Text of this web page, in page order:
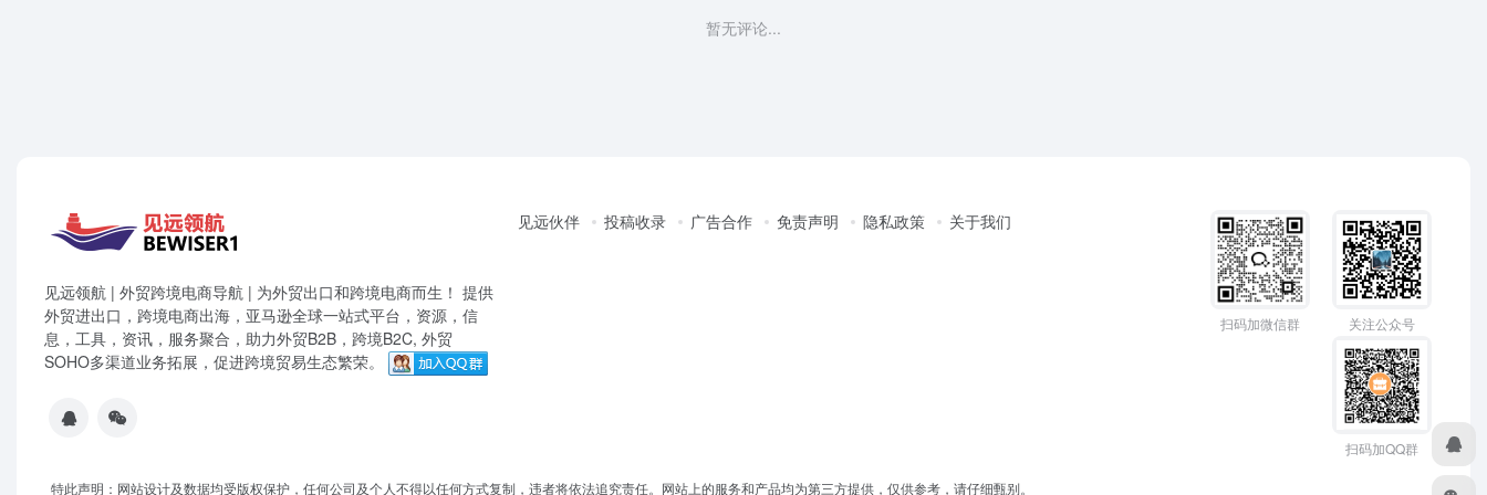
暂无评论...
见远领航 | 外贸跨境电商导航 | 为外贸出口和跨境电商而生！ 提供
外贸进出口，跨境电商出海，亚马逊全球一站式平台，资源，信
息，工具，资讯，服务聚合，助力外贸B2B，跨境B2C, 外贸
SOHO多渠道业务拓展，促进跨境贸易生态繁荣。
见远伙伴 投稿收录 广告合作 免责声明 隐私政策 关于我们
扫码加微信群 关注公众号
扫码加QQ群
特此声明：网站设计及数据均受版权保护，任何公司及个人不得以任何方式复制，违者将依法追究责任。网站上的服务和产品均为第三方提供，仅供参考，请仔细甄别。